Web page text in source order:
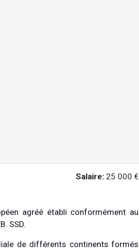
Salaire: 25 000 €
agréé établi conformément au
SSD.
de différents continents formés